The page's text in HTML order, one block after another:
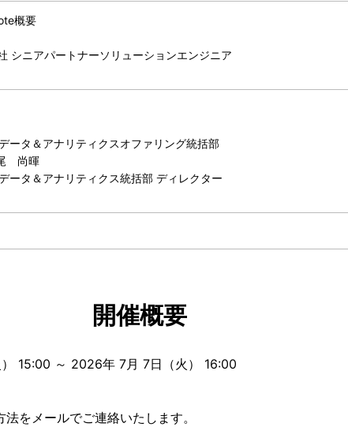
概要
シニアパートナーソリューションエンジニア
ータ＆アナリティクスオファリング統括部
尚暉
ータ＆アナリティクス統括部 ディレクター
開催概要
15:00 ～ 2026年 7月 7日（火） 16:00
をメールでご連絡いたします。